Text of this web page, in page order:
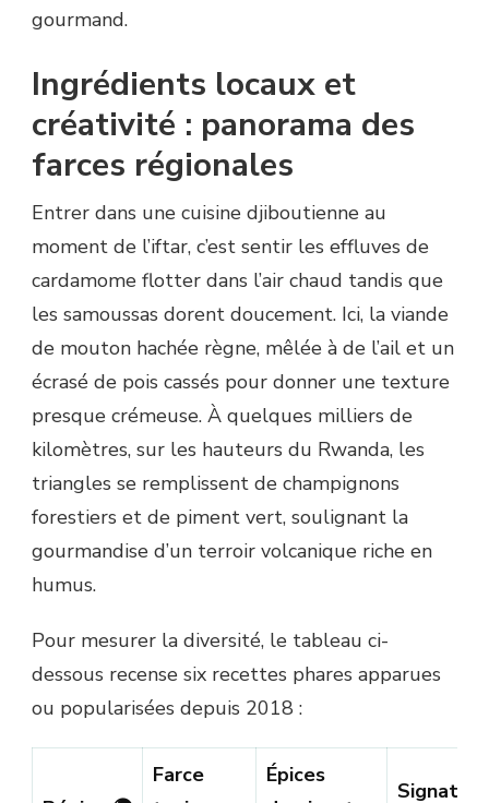
gourmand.
Ingrédients locaux et
créativité : panorama des
farces régionales
Entrer dans une cuisine djiboutienne au
moment de l’iftar, c’est sentir les effluves de
cardamome flotter dans l’air chaud tandis que
les samoussas dorent doucement. Ici, la viande
de mouton hachée règne, mêlée à de l’ail et un
écrasé de pois cassés pour donner une texture
presque crémeuse. À quelques milliers de
kilomètres, sur les hauteurs du Rwanda, les
triangles se remplissent de champignons
forestiers et de piment vert, soulignant la
gourmandise d’un terroir volcanique riche en
humus.
Pour mesurer la diversité, le tableau ci-
dessous recense six recettes phares apparues
ou popularisées depuis 2018 :
Farce
Épices
Signature